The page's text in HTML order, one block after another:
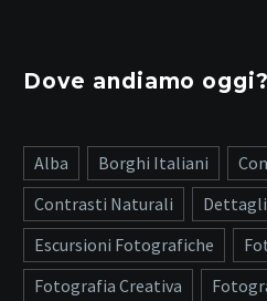
Dove andiamo oggi?
Alba Borghi Italiani
Contrasti Naturali
Dettagli
Escursioni Fotografiche
Fotografia Creativa